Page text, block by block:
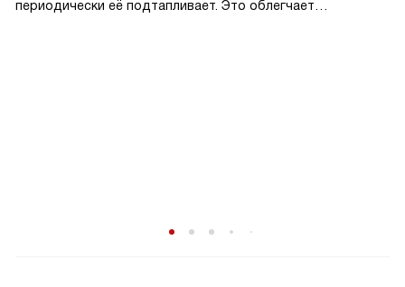
периодически её подтапливает. Это облегчает